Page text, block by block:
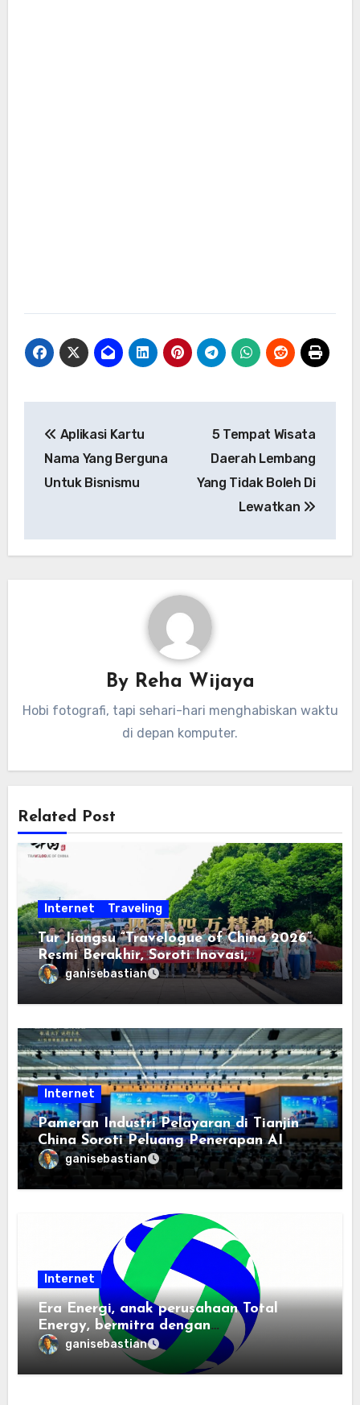
pos
Aplikasi Kartu
Nama Yang Berguna
Untuk Bisnismu
5 Tempat Wisata
Daerah Lembang
Yang Tidak Boleh Di
Lewatkan
By Reha Wijaya
Hobi fotografi, tapi sehari-hari menghabiskan waktu
di depan komputer.
Related Post
Internet Traveling
Tur Jiangsu “Travelogue of China 2026”
Resmi Berakhir, Soroti Inovasi,
Keterbukaan, dan Pembangunan
Berorientasi pada Masyarakat
ganisebastian
Internet
Pameran Industri Pelayaran di Tianjin
China Soroti Peluang Penerapan AI
ganisebastian
Internet
Era Energi, anak perusahaan Total
Energy, bermitra dengan
Zhuochuangtong untuk mempercepat
transisi energi Indonesia — raksasa
energi global bergabung dengan tim
ganisebastian